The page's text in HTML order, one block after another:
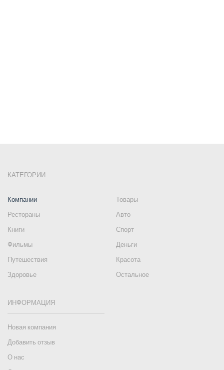
КАТЕГОРИИ
Компании
Товары
Рестораны
Авто
Книги
Спорт
Фильмы
Деньги
Путешествия
Красота
Здоровье
Остальное
ИНФОРМАЦИЯ
Новая компания
Добавить отзыв
О нас